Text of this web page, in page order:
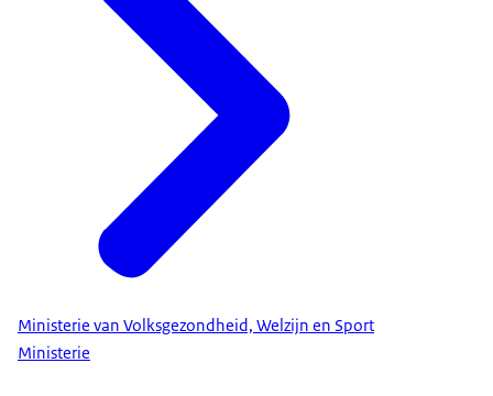
Ministerie van Volksgezondheid, Welzijn en Sport
Ministerie